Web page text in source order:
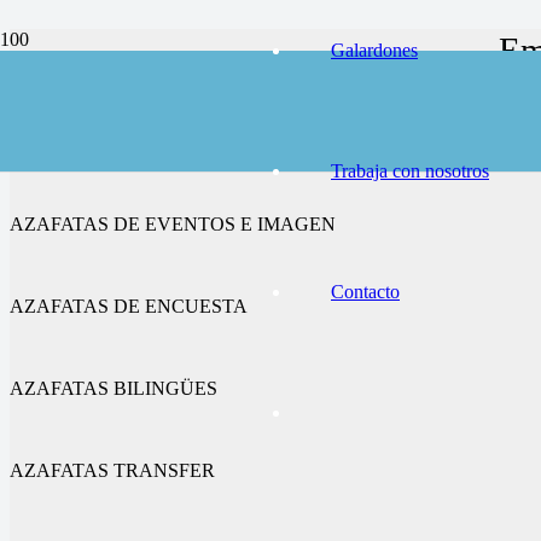
Galardones
Trabaja con nosotros
Contacto
AZAFATAS DE EVENTOS E IMAGEN
AZAFATAS DE ENCUESTA
AZAFATAS BILINGÜES
AZAFATAS TRANSFER